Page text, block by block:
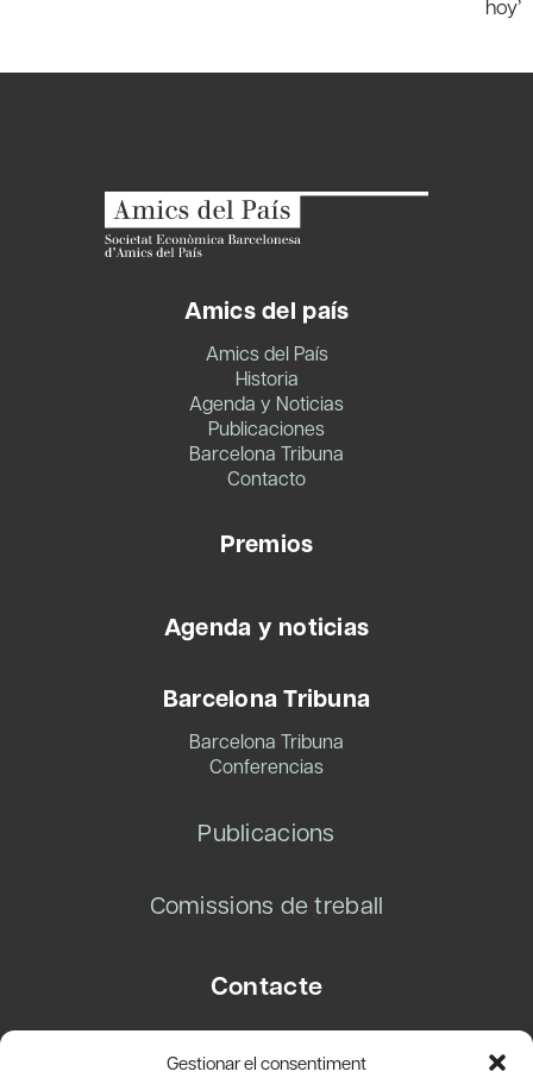
Gestionar el consentiment
hoy’
Amics del país
Amics del País
Historia
Agenda y Noticias
Publicaciones
Barcelona Tribuna
Contacto
Premios
Agenda y noticias
Barcelona Tribuna
Barcelona Tribuna
Conferencias
Publicacions
Comissions de treball
Contacte
08003 Barcelona